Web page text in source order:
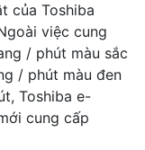
của Toshiba
việc cung
/ phút màu sắc
/ phút màu đen
Toshiba e-
cung cấp